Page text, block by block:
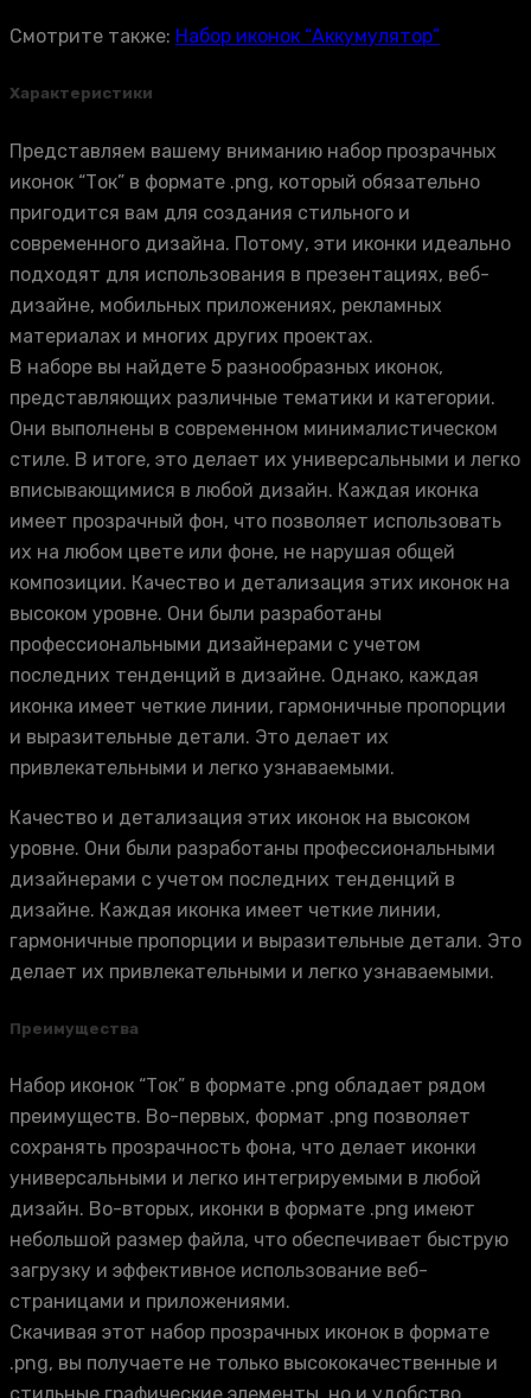
Смотрите также: Набор иконок “Аккумулятор”
Характеристики
Представляем вашему вниманию набор прозрачных
иконок “Ток” в формате .png, который обязательно
пригодится вам для создания стильного и
современного дизайна. Потому, эти иконки идеально
подходят для использования в презентациях, веб-
дизайне, мобильных приложениях, рекламных
материалах и многих других проектах.
В наборе вы найдете 5 разнообразных иконок,
представляющих различные тематики и категории.
Они выполнены в современном минималистическом
стиле. В итоге, это делает их универсальными и легко
вписывающимися в любой дизайн. Каждая иконка
имеет прозрачный фон, что позволяет использовать
их на любом цвете или фоне, не нарушая общей
композиции. Качество и детализация этих иконок на
высоком уровне. Они были разработаны
профессиональными дизайнерами с учетом
последних тенденций в дизайне. Однако, каждая
иконка имеет четкие линии, гармоничные пропорции
и выразительные детали. Это делает их
привлекательными и легко узнаваемыми.
Качество и детализация этих иконок на высоком
уровне. Они были разработаны профессиональными
дизайнерами с учетом последних тенденций в
дизайне. Каждая иконка имеет четкие линии,
гармоничные пропорции и выразительные детали. Это
делает их привлекательными и легко узнаваемыми.
Преимущества
Набор иконок “Ток” в формате .png обладает рядом
преимуществ. Во-первых, формат .png позволяет
сохранять прозрачность фона, что делает иконки
универсальными и легко интегрируемыми в любой
дизайн. Во-вторых, иконки в формате .png имеют
небольшой размер файла, что обеспечивает быструю
загрузку и эффективное использование веб-
страницами и приложениями.
Скачивая этот набор прозрачных иконок в формате
.png, вы получаете не только высококачественные и